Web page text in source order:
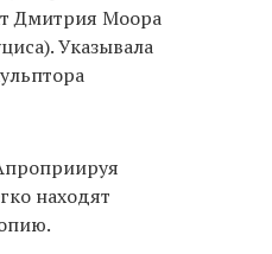
Дмитрия Моора
Указывала
находят